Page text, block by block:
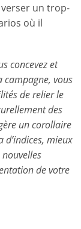
un trop-
où il
concevez et
vous
de relier le
des
un corollaire
d’indices, mieux
nouvelles
de votre